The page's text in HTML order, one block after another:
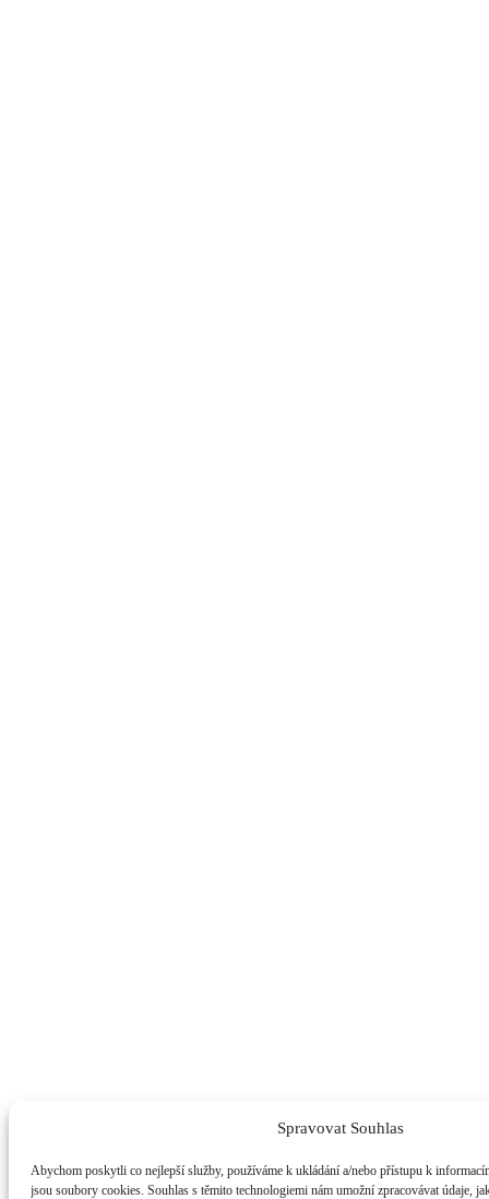
Spravovat Souhlas
Abychom poskytli co nejlepší služby, používáme k ukládání a/nebo přístupu k
jsou soubory cookies. Souhlas s těmito technologiemi nám umožní zpracovávat údaje,